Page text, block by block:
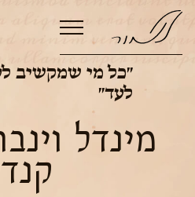
״כל מי שמקשיב
לעד״
מינדל